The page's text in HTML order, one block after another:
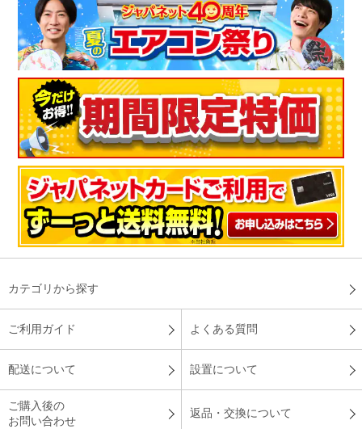
カテゴリから探す
ご利用ガイド よくある質問
配送について 設置について
ご購入後の
お問い合わせ
返品・交換について